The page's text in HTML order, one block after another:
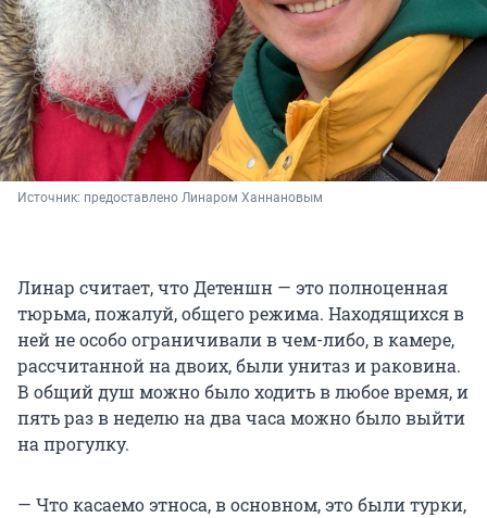
Источник: предоставлено Линаром Ханнановым
Линар считает, что Детеншн — это полноценная
тюрьма, пожалуй, общего режима. Находящихся в
ней не особо ограничивали в чем-либо, в камере,
рассчитанной на двоих, были унитаз и раковина.
В общий душ можно было ходить в любое время, и
пять раз в неделю на два часа можно было выйти
на прогулку.
— Что касаемо этноса, в основном, это были турки,